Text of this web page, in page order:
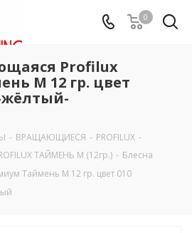
0
Profilux
М 12 гр. цвет
жёлтый-
- ВРАЩАЮЩИЕСЯ - PROFILUX -
ТАЙМЕНЬ М (12гр.) - Блесна
Таймень М 12 гр. цвет 010